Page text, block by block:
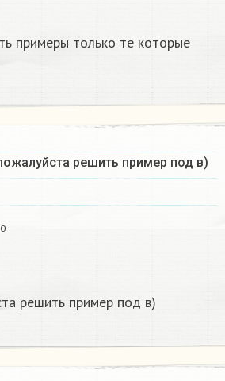
примеры только те которые
решить пример под в)​
решить пример под в)​